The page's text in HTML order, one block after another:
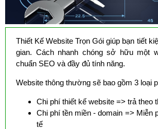
Thiết Kế Website Trọn Gói giúp bạn tiết
gian. Cách nhanh chóng sở hữu một
chuẩn SEO và đầy đủ tính năng.
Website thông thường sẽ bao gồm 3 loại
Chi phí thiết kế website => trả theo
Chi phí tền miền - domain => Miễn
tế